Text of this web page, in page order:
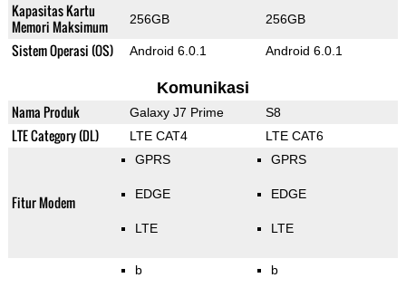
Kapasitas Kartu
Memori Maksimum
256GB 256GB
Sistem Operasi (OS) Android 6.0.1 Android 6.0.1
Komunikasi
Nama Produk Galaxy J7 Prime S8
LTE Category (DL) LTE CAT4 LTE CAT6
Fitur Modem
GPRS
EDGE
LTE
GPRS
EDGE
LTE
b b